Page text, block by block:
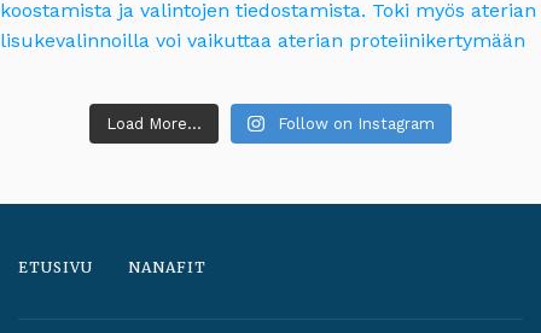
Load More... Follow on Instagram
ETUSIVU NANAFIT